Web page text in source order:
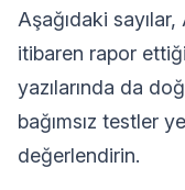
Aşağıdaki
itibaren rapor
yazılarında da
bağımsız testler
değerlendirin.